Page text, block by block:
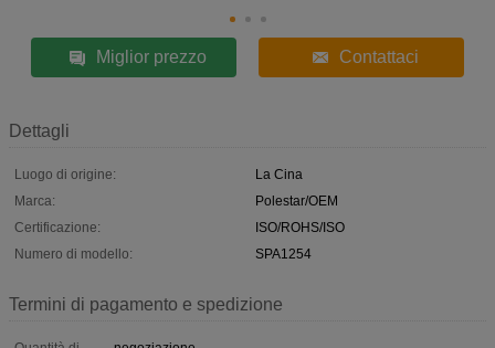
Miglior prezzo Contattaci
Dettagli
Luogo di origine:
La Cina
Marca:
Polestar/OEM
Certificazione:
ISO/ROHS/ISO
Numero di modello:
SPA1254
Termini di pagamento e spedizione